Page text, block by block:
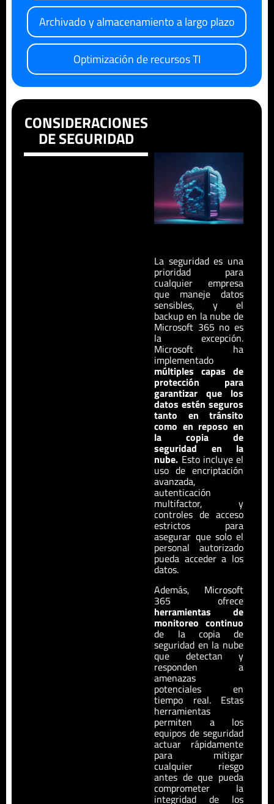
Archivado y almacenamiento a largo plazo
Optimización de recursos TI
CONSIDERACIONES
DE SEGURIDAD
La seguridad es una
prioridad para
cualquier empresa
que maneje datos
sensibles, y el
backup en la nube de
Microsoft 365 no es
la excepción.
Microsoft ha
implementado
múltiples capas de
protección para
garantizar que los
datos estén seguros
tanto en tránsito
como en reposo en
la copia de
seguridad en la
nube. Esto incluye el
uso de encriptación
avanzada,
autenticación
multifactor, y
controles de acceso
estrictos para
asegurar que solo el
personal autorizado
pueda acceder a los
datos.
Además, Microsoft
365 ofrece
herramientas de
monitoreo continuo
de la copia de
seguridad en la nube
que detectan y
responden a
amenazas
potenciales en
tiempo real. Estas
herramientas
permiten a los
equipos de seguridad
actuar rápidamente
para mitigar
cualquier riesgo
antes de que pueda
comprometer la
integridad de los